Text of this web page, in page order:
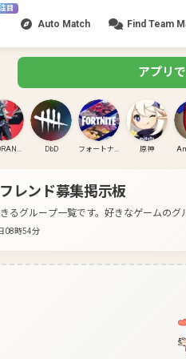
注目
Auto Match Find Team
アプリ
VALORANT(PC) DbD フォートナイト 原神
レンド募集掲示板
るグループ一覧です。 好きなゲームのグ
08時54分